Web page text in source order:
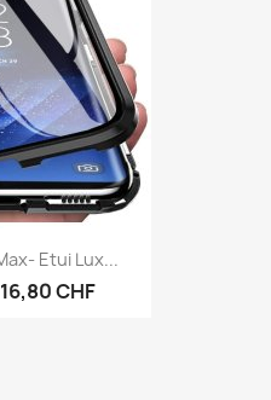
Etui Lux...
16,80 CHF